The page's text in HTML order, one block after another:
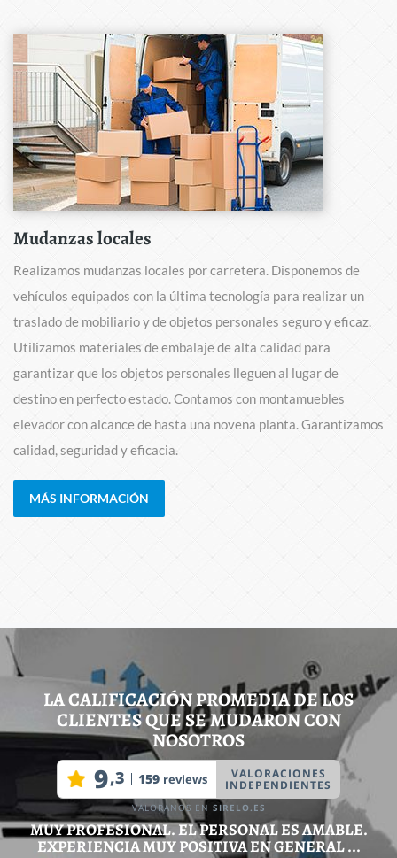
Mudanzas locales
Realizamos mudanzas locales por carretera. Disponemos de
vehículos equipados con la última tecnología para realizar un
traslado de mobiliario y de objetos personales seguro y eficaz.
Utilizamos materiales de embalaje de alta calidad para
garantizar que los objetos personales lleguen al lugar de
destino en perfecto estado. Contamos con montamuebles
elevador con alcance de hasta una novena planta. Garantizamos
calidad, seguridad y eficacia.
MÁS INFORMACIÓN
LA CALIFICACIÓN PROMEDIA DE LOS
CLIENTES QUE SE MUDARON CON
NOSOTROS
MUY PROFESIONAL. EL PERSONAL ES AMABLE.
EXPERIENCIA MUY POSITIVA EN GENERAL ...